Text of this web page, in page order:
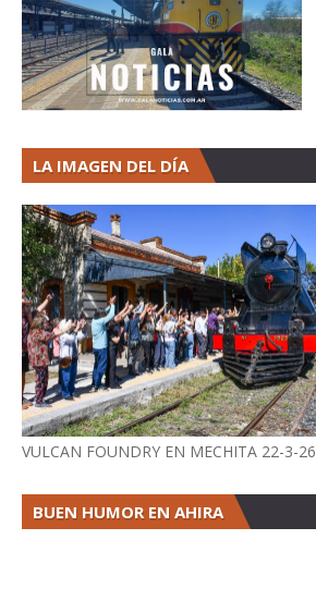
LA IMAGEN DEL DÍA
VULCAN FOUNDRY EN MECHITA 22-3-26
BUEN HUMOR EN AHIRA